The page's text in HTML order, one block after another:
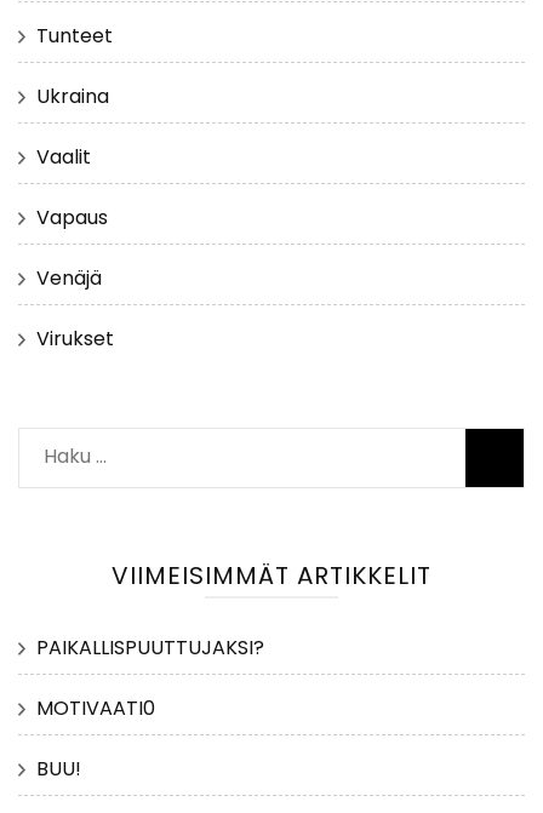
Tunteet
Ukraina
Vaalit
Vapaus
Venäjä
Virukset
Haku:
VIIMEISIMMÄT ARTIKKELIT
PAIKALLISPUUTTUJAKSI?
MOTIVAATI0
BUU!